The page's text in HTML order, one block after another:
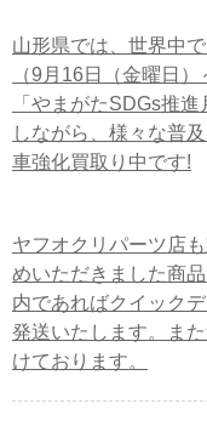
山形県では、世界中
（9月16日（金曜日
「やまがたSDGs推
しながら、様々な普
車強化買取り中です!
ヤフオクリパーツ店
めいただきました商
内であればクイック
発送いたします。ま
けております。